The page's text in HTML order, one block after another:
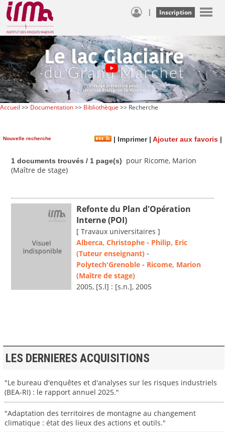
| Inscription
Accueil >> Documentation>> Bibliothèque >> Recherche
Nouvelle recherche | Imprimer| Ajouter aux favoris |
1 documents trouvés / 1 page(s)
pour Ricome, Marion
(Maître de stage)
Refonte du Plan d'Opération
Interne (POI)
[ Travaux universitaires ]
Alberca, Christophe - Philip, Eric
(Tuteur enseignant) -
Polytech'Grenoble - Ricome, Marion
(Maître de stage)
2005, [S.l] : [s.n.], 2005
LES DERNIERES ACQUISITIONS
"Le bureau d'enquêtes et d'analyses sur les risques industriels
(BEA-RI) : le rapport annuel 2025."
"Adaptation des territoires de montagne au changement
climatique : état des lieux des actions et outils."